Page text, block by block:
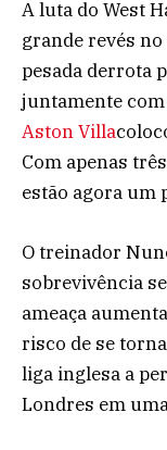
A luta do West
grande revés
pesada derrota
juntamente com
Aston Villa
Com apenas
estão agora um
O treinador
sobrevivência
ameaça
risco de se
liga inglesa a
Londres em